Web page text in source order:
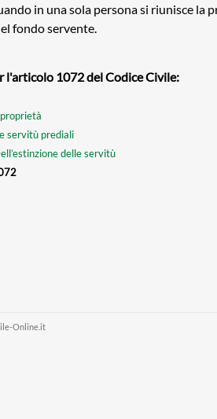
in una sola persona si riunisce la
fondo servente.
l'articolo 1072 del Codice Civile:
servitù prediali
delle servitù
Online.it